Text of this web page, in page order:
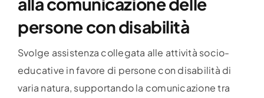
persone con disabilità
Svolge assistenza collegata alle attività socio-
educative in favore di persone con disabilità di
varia natura, supportando la comunicazione tra